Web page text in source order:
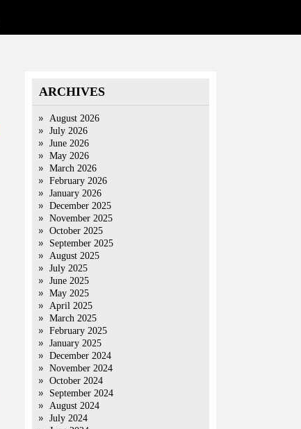
ARCHIVES
August 2026
July 2026
June 2026
May 2026
March 2026
February 2026
January 2026
December 2025
November 2025
October 2025
September 2025
August 2025
July 2025
June 2025
May 2025
April 2025
March 2025
February 2025
January 2025
December 2024
November 2024
October 2024
September 2024
August 2024
July 2024